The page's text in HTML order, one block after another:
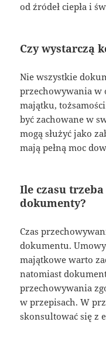
od źródeł ciepła i
Czy wystarczą
Nie wszystkie
przechowywania w
majątku,
być zachowane w
mogą służyć jako
mają pełną moc
Ile czasu
dokumenty?
Czas
dokumentu.
majątkowe warto
natomiast
przechowywania
w przepisach. W
skonsultować się z